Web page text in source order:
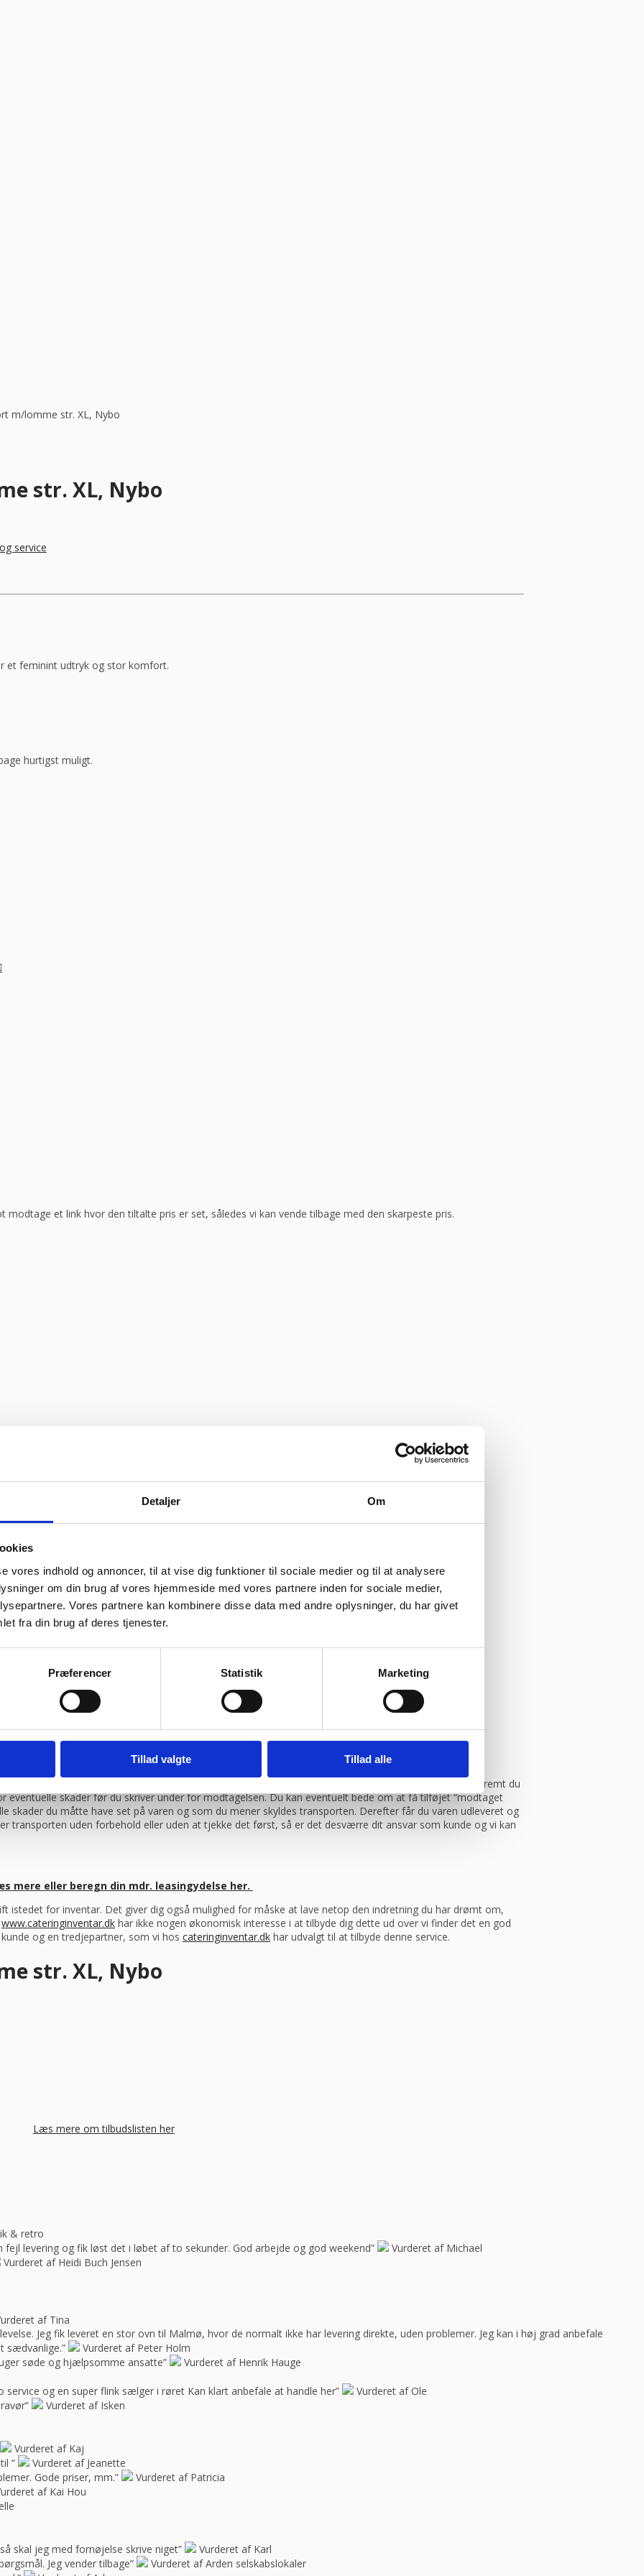
Detaljer Om
vores indhold og annoncer, til at vise dig funktioner til sociale medier og til at analysere
om din brug af vores hjemmeside med vores partnere inden for sociale medier,
Vores partnere kan kombinere disse data med andre oplysninger, du har givet
fra din brug af deres tjenester.
Præferencer Statistik Marketing
Tillad valgte Tillad alle
– 13.30
m/lomme str. XL, Nybo
str. XL, Nybo
service
et feminint udtryk og stor komfort.
hurtigst muligt.
et link hvor den tiltalte pris er set, således vi kan vende tilbage med den skarpeste pris.
efter din bestilling, såfremt du har bestilt inden klokken 13.30.
varen selv på vores lager i Ikast eller du kan få varen sendt med Danske fragtmænd eller GLS. Såfremt du
eventuelle skader før du skriver under for modtagelsen. Du kan eventuelt bede om at få tilføjet “modtaget
skader du måtte have set på varen og som du mener skyldes transporten. Derefter får du varen udleveret og
transporten uden forbehold eller uden at tjekke det først, så er det desværre dit ansvar som kunde og vi kan
mere eller beregn din mdr. leasingydelse her.
istedet for inventar. Det giver dig også mulighed for måske at lave netop den indretning du har drømt om,
www.cateringinventar.dk har ikke nogen økonomisk interesse i at tilbyde dig dette ud over vi finder det en god
og en tredjepartner, som vi hos cateringinventar.dk har udvalgt til at tilbyde denne service.
str. XL, Nybo
Læs mere om tilbudslisten her
& retro
levering og fik løst det i løbet af to sekunder. God arbejde og god weekend”
Vurderet af Michael
Vurderet af Heidi Buch Jensen
af Tina
Jeg fik leveret en stor ovn til Malmø, hvor de normalt ikke har levering direkte, uden problemer. Jeg kan i høj grad anbefale
sædvanlige.”
Vurderet af Peter Holm
søde og hjælpsomme ansatte”
Vurderet af Henrik Hauge
og en super flink sælger i røret Kan klart anbefale at handle her”
Vurderet af Ole
Vurderet af Isken
Vurderet af Kaj
“
Vurderet af Jeanette
Gode priser, mm.”
Vurderet af Patricia
af Kai Hou
skal jeg med fornøjelse skrive niget”
Vurderet af Karl
Jeg vender tilbage”
Vurderet af Arden selskabslokaler